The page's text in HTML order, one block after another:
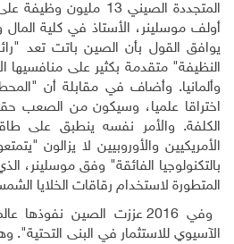
أولف موسلينر، الأستاذ في كلية المال
يوافق القول بأن الصين باتت تعد
النظيفة" متقدمة بكثير على منافسيها
وألمانيا. وأضاف في مقابلة أن
اختراقا علميا، وسيكون من الصعب
الكلفة. والأمر نفسه ينطبق على
الأمريكيين والأوروبيين لا يزالون
بالتكنولوجيا الفائقة" وفق موسلينر،
المتطورة لاستخدام رقاقات الخلايا
وفي 2016 عززت الصين
الآسيوي للاستثمار في البنى